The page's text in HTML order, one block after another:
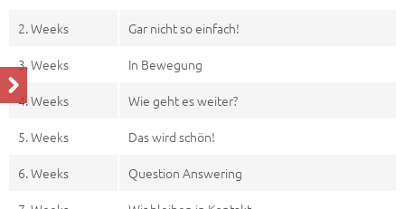
2. Weeks
Gar nicht so einfach!
3. Weeks
In Bewegung
4. Weeks
Wie geht es weiter?
5. Weeks
Das wird schön!
6. Weeks
Question Answering